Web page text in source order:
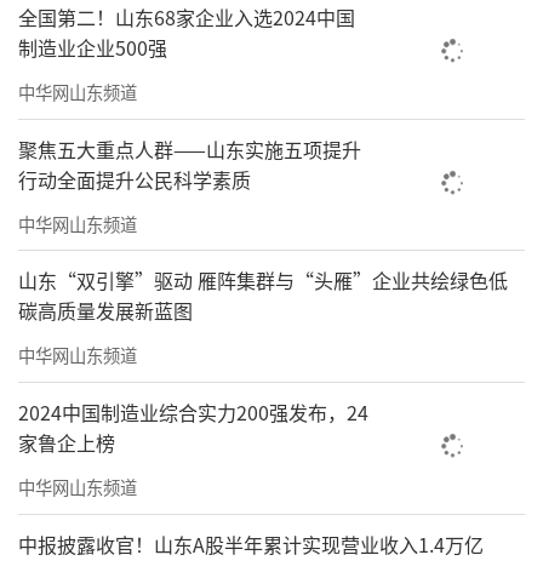
全国第二！山东68家企业入选2024中国
制造业企业500强
中华网山东频道
聚焦五大重点人群——山东实施五项提升
行动全面提升公民科学素质
中华网山东频道
山东“双引擎”驱动 雁阵集群与“头雁”企业共绘绿色低
碳高质量发展新蓝图
中华网山东频道
2024中国制造业综合实力200强发布，24
家鲁企上榜
中华网山东频道
中报披露收官！山东A股半年累计实现营业收入1.4万亿